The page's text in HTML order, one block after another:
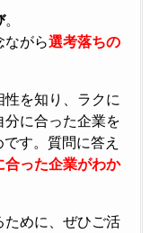
。
ながら選考落ちの
を知り、ラクに
に合った企業を
す。質問に答え
った企業がわか
ために、ぜひご活